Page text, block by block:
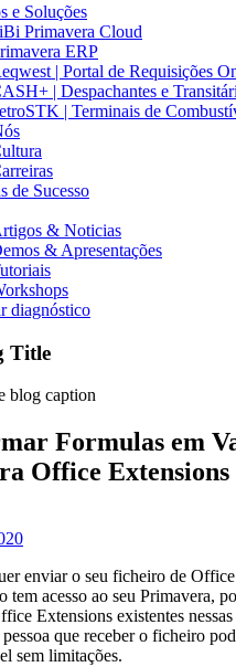
e Soluções
Primavera Cloud
ERP
| Portal de Requisições
| Despachantes e
| Terminais de
de Sucesso
& Noticias
& Apresentações
diagnóstico
Title
blog caption
Formulas em
Office Extensions
enviar o seu ficheiro de
tem acesso ao seu Primavera,
Extensions existentes
que receber o ficheiro
sem limitações.